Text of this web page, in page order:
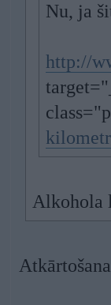
Nu, ja
http://
Alkohola